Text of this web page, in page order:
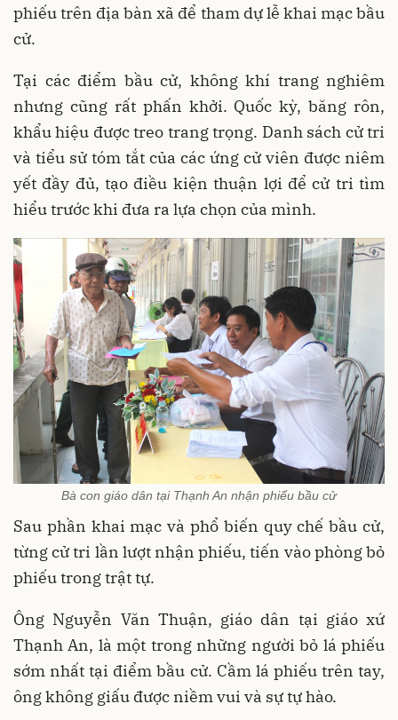
phiếu trên địa bàn xã để tham dự lễ khai mạc bầu
cử.
Tại các điểm bầu cử, không khí trang nghiêm
nhưng cũng rất phấn khởi. Quốc kỳ, băng rôn,
khẩu hiệu được treo trang trọng. Danh sách cử tri
và tiểu sử tóm tắt của các ứng cử viên được niêm
yết đầy đủ, tạo điều kiện thuận lợi để cử tri tìm
hiểu trước khi đưa ra lựa chọn của mình.
Bà con giáo dân tại Thạnh An nhận phiếu bầu cử
Sau phần khai mạc và phổ biến quy chế bầu cử,
từng cử tri lần lượt nhận phiếu, tiến vào phòng bỏ
phiếu trong trật tự.
Ông Nguyễn Văn Thuận, giáo dân tại giáo xứ
Thạnh An, là một trong những người bỏ lá phiếu
sớm nhất tại điểm bầu cử. Cầm lá phiếu trên tay,
ông không giấu được niềm vui và sự tự hào.